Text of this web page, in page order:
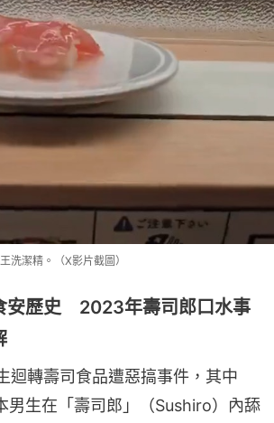
洗潔精。（X影片截圖）
安歷史 2023年壽司郎口水事
迴轉壽司食品遭惡搞事件，其中
男生在「壽司郎」（Sushiro）內舔